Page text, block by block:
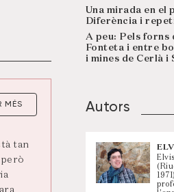
MÉS
tan
Una mirada en el
Diferència i
A peu: Pels forns
Fonteta i entre
i mines de Cerlà i
Autors